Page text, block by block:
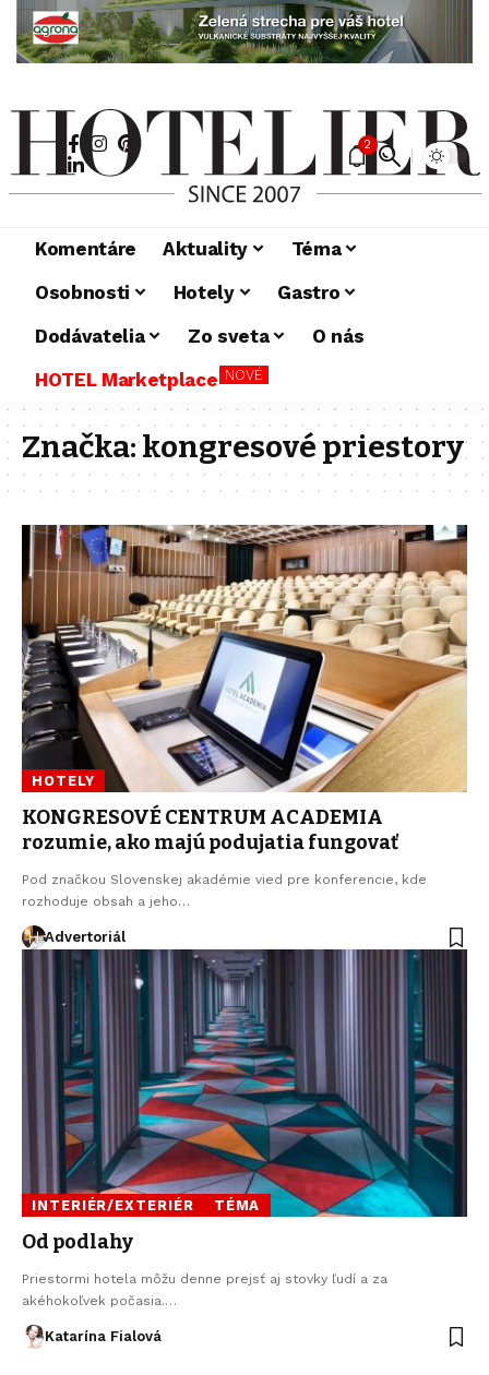
2
Komentáre Aktuality
Téma
Osobnosti
Hotely
Gastro
Dodávatelia
Zo sveta
O nás
HOTEL Marketplace NOVÉ
Značka:kongresové priestory
HOTELY
KONGRESOVÉ CENTRUM ACADEMIA
rozumie, ako majú podujatia fungovať
Pod značkou Slovenskej akadémie vied pre konferencie, kde
rozhoduje obsah a jeho…
Advertoriál
INTERIÉR/EXTERIÉR TÉMA
Od podlahy
Priestormi hotela môžu denne prejsť aj stovky ľudí a za
akéhokoľvek počasia.…
Katarína Fialová